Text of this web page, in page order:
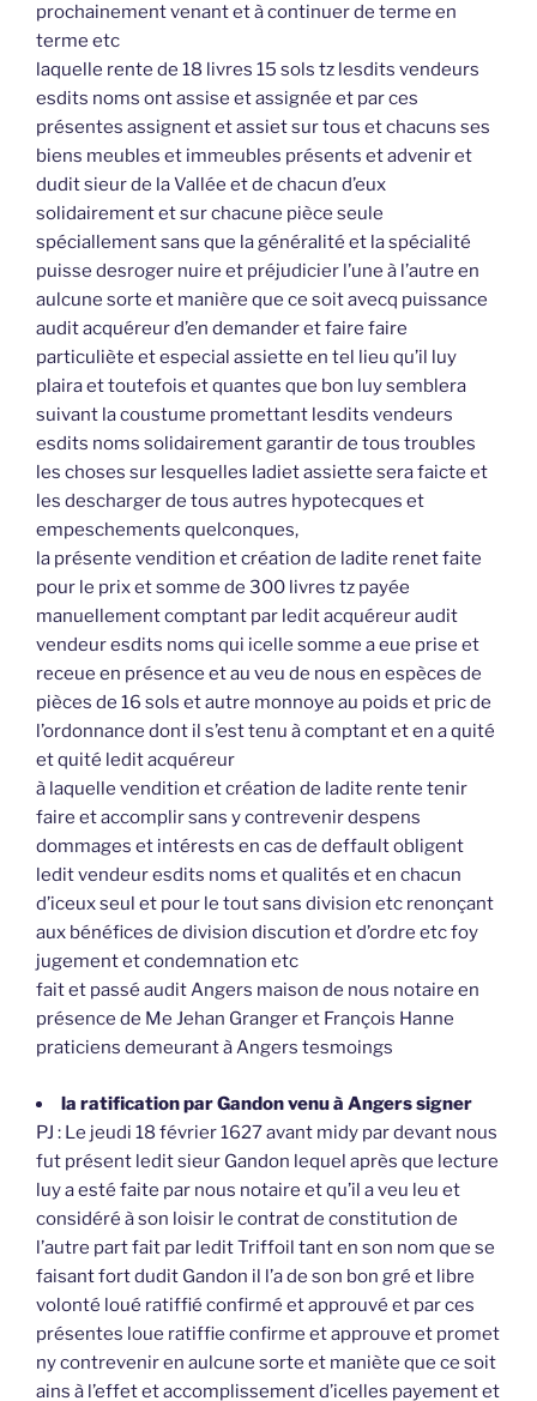
prochainement venant et à continuer de terme en
terme etc
laquelle rente de 18 livres 15 sols tz lesdits vendeurs
esdits noms ont assise et assignée et par ces
présentes assignent et assiet sur tous et chacuns ses
biens meubles et immeubles présents et advenir et
dudit sieur de la Vallée et de chacun d’eux
solidairement et sur chacune pièce seule
spéciallement sans que la généralité et la spécialité
puisse desroger nuire et préjudicier l’une à l’autre en
aulcune sorte et manière que ce soit avecq puissance
audit acquéreur d’en demander et faire faire
particuliète et especial assiette en tel lieu qu’il luy
plaira et toutefois et quantes que bon luy semblera
suivant la coustume promettant lesdits vendeurs
esdits noms solidairement garantir de tous troubles
les choses sur lesquelles ladiet assiette sera faicte et
les descharger de tous autres hypotecques et
empeschements quelconques,
la présente vendition et création de ladite renet faite
pour le prix et somme de 300 livres tz payée
manuellement comptant par ledit acquéreur audit
vendeur esdits noms qui icelle somme a eue prise et
receue en présence et au veu de nous en espèces de
pièces de 16 sols et autre monnoye au poids et pric de
l’ordonnance dont il s’est tenu à comptant et en a quité
et quité ledit acquéreur
à laquelle vendition et création de ladite rente tenir
faire et accomplir sans y contrevenir despens
dommages et intérests en cas de deffault obligent
ledit vendeur esdits noms et qualités et en chacun
d’iceux seul et pour le tout sans division etc renonçant
aux bénéfices de division discution et d’ordre etc foy
jugement et condemnation etc
fait et passé audit Angers maison de nous notaire en
présence de Me Jehan Granger et François Hanne
praticiens demeurant à Angers tesmoings
la ratification par Gandon venu à Angers signer
PJ : Le jeudi 18 février 1627 avant midy par devant nous
fut présent ledit sieur Gandon lequel après que lecture
luy a esté faite par nous notaire et qu’il a veu leu et
considéré à son loisir le contrat de constitution de
l’autre part fait par ledit Triffoil tant en son nom que se
faisant fort dudit Gandon il l’a de son bon gré et libre
volonté loué ratiffié confirmé et approuvé et par ces
présentes loue ratiffie confirme et approuve et promet
ny contrevenir en aulcune sorte et maniète que ce soit
ains à l’effet et accomplissement d’icelles payement et